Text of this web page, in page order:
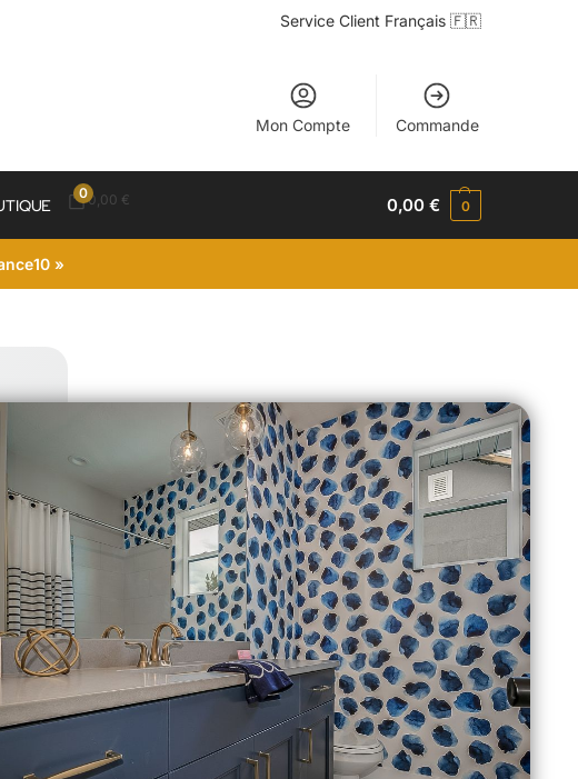
Service Client Français 🇫🇷
Mon Compte Commande
00,00 € 0,00€ 0
»